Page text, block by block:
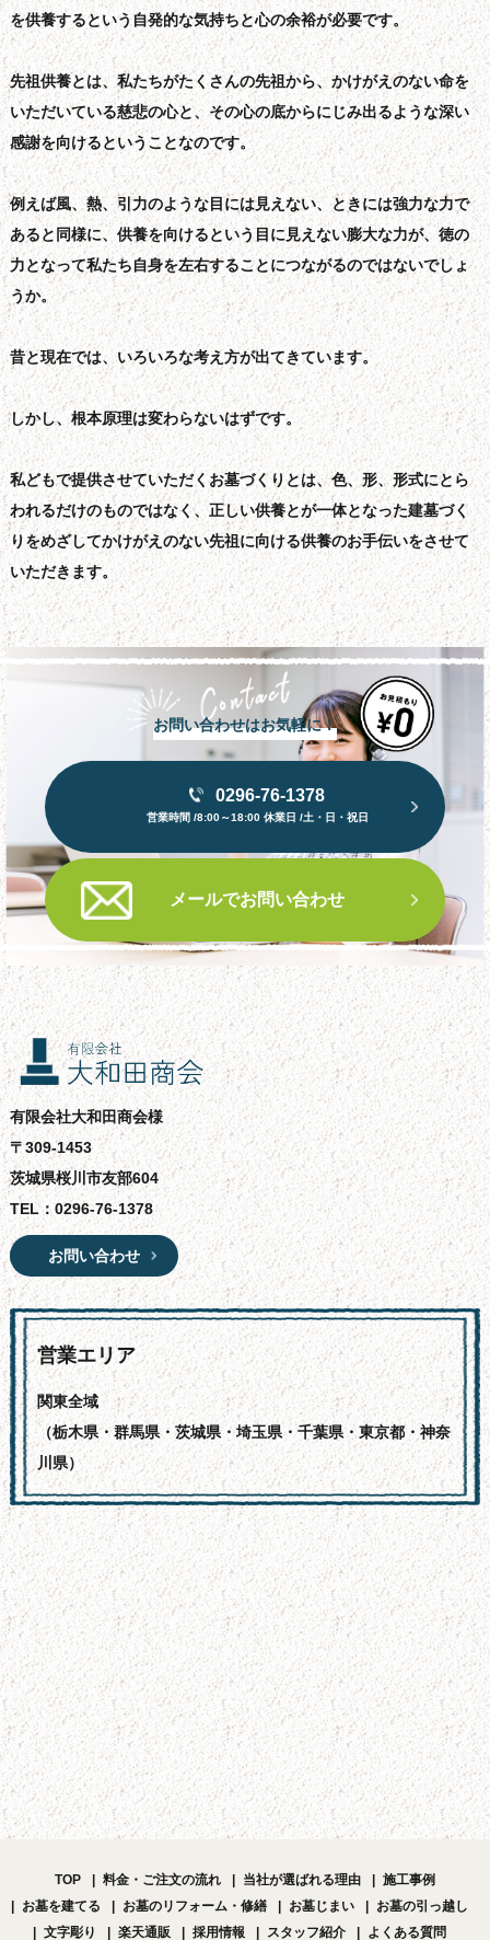
を供養するという自発的な気持ちと心の余裕が必要です。
先祖供養とは、私たちがたくさんの先祖から、かけがえのない命を
いただいている慈悲の心と、その心の底からにじみ出るような深い
感謝を向けるということなのです。
例えば風、熱、引力のような目には見えない、ときには強力な力で
あると同様に、供養を向けるという目に見えない膨大な力が、徳の
力となって私たち自身を左右することにつながるのではないでしょ
うか。
昔と現在では、いろいろな考え方が出てきています。
しかし、根本原理は変わらないはずです。
私どもで提供させていただくお墓づくりとは、色、形、形式にとら
われるだけのものではなく、正しい供養とが一体となった建墓づく
りをめざしてかけがえのない先祖に向ける供養のお手伝いをさせて
いただきます。
お問い合わせはお気軽に！
0296-76-1378
営業時間 /8:00～18:00 休業日 /土・日・祝日
メールでお問い合わせ
有限会社大和田商会様
〒309-1453
茨城県桜川市友部604
TEL：0296-76-1378
お問い合わせ
営業エリア
関東全域
（栃木県・群馬県・茨城県・埼玉県・千葉県・東京都・神奈
川県）
TOP 料金・ご注文の流れ 当社が選ばれる理由
施工事例
お墓を建てる
お墓のリフォーム・修繕 お墓じまい
お墓の引っ越し
文字彫り
楽天通販 採用情報 スタッフ紹介 よくある質問